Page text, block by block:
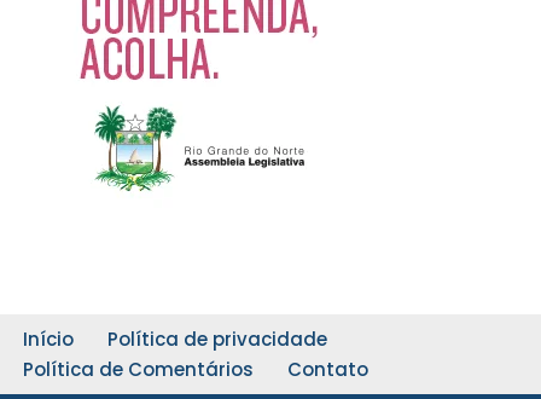
Início
Política de privacidade
Política de Comentários
Contato